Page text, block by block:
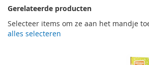
Gerelateerde producten
Selecteer items om ze aan het mandje
alles selecteren